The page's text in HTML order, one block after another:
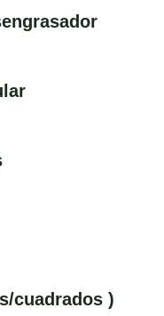
cuadrados )